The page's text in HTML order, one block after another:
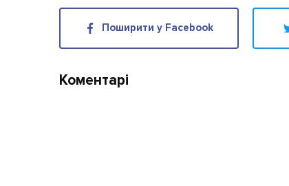
Поширити у Facebook
Коментарі